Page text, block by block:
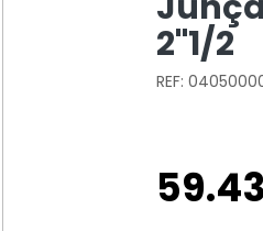
2"1/2
REF:
59.43